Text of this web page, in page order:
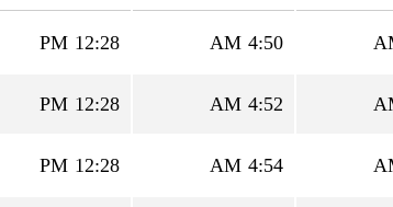
4:50 AM
12:28 PM
4:52 AM
12:28 PM
4:54 AM
12:28 PM